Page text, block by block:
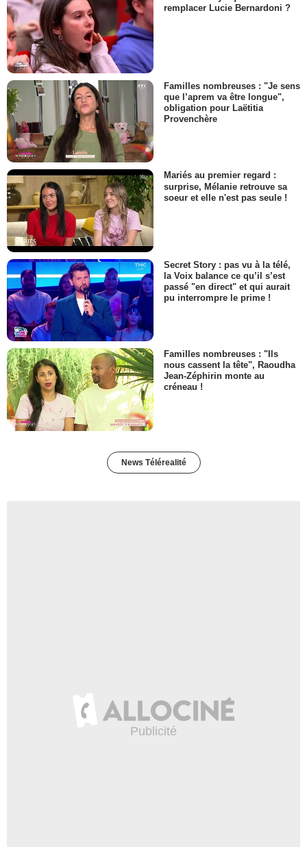
remplacer Lucie Bernardoni ?
Familles nombreuses : "Je sens
que l’aprem va être longue",
obligation pour Laëtitia
Provenchère
Mariés au premier regard :
surprise, Mélanie retrouve sa
soeur et elle n'est pas seule !
Secret Story : pas vu à la télé,
la Voix balance ce qu’il s’est
passé "en direct" et qui aurait
pu interrompre le prime !
Familles nombreuses : "Ils
nous cassent la tête", Raoudha
Jean-Zéphirin monte au
créneau !
News Télérealité